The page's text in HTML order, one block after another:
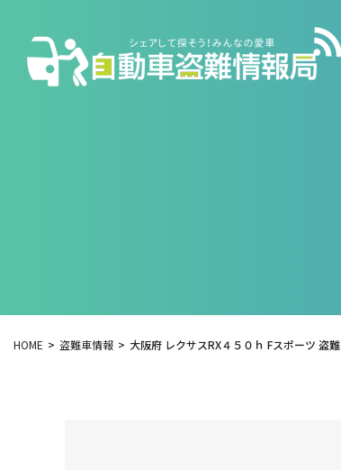
HOME 盗難車情報 大阪府 レクサスRX４５０ｈ Fスポーツ 盗難